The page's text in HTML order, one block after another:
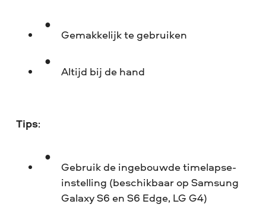
Gemakkelijk te gebruiken
Altijd bij de hand
Tips:
Gebruik de ingebouwde timelapse-
instelling (beschikbaar op Samsung
Galaxy S6 en S6 Edge, LG G4)